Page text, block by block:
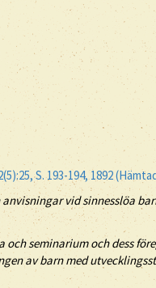
S. 193-194, 1892
vid sinnesslöa
och seminarium och dess
av barn med